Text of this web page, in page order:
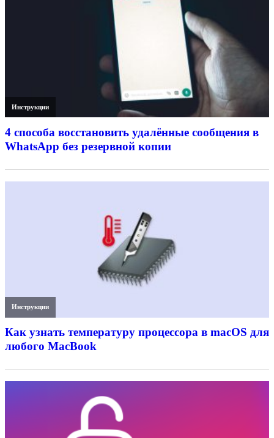
Инструкции
4 способа восстановить удалённые сообщения в
WhatsApp без резервной копии
Инструкции
Как узнать температуру процессора в macOS для
любого MacBook